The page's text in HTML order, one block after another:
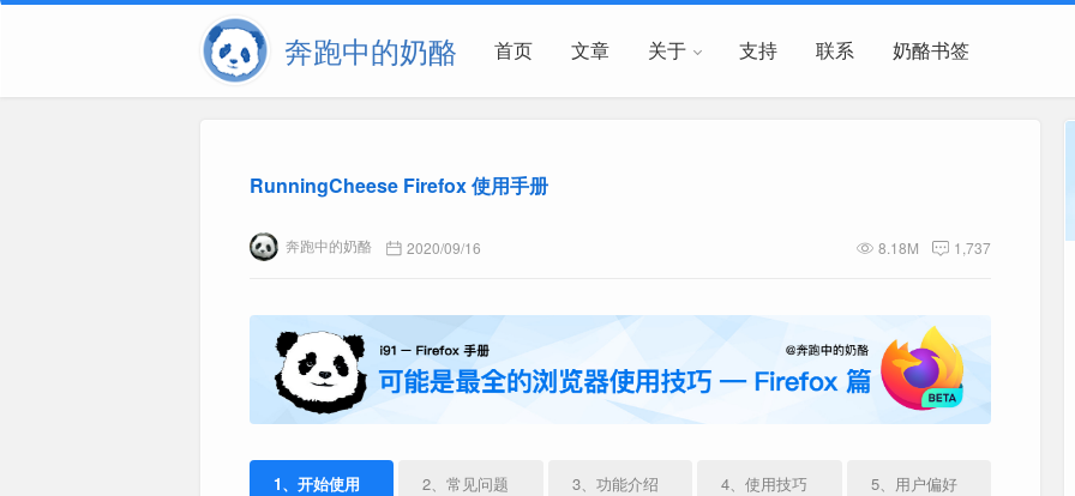
奔跑中的奶酪 首页 文章 关于 支持 联系 奶酪书签
RunningCheese Firefox 使用手册
奔跑中的奶酪 2020/09/16 8.18M 1,737
1、开始使用 2、常见问题 3、功能介绍 4、使用技巧 5、用户偏好